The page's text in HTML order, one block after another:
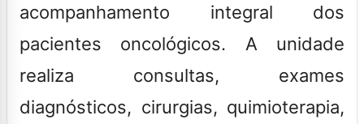
acompanhamento integral dos
pacientes oncológicos. A unidade
realiza consultas, exames
diagnósticos, cirurgias, quimioterapia,